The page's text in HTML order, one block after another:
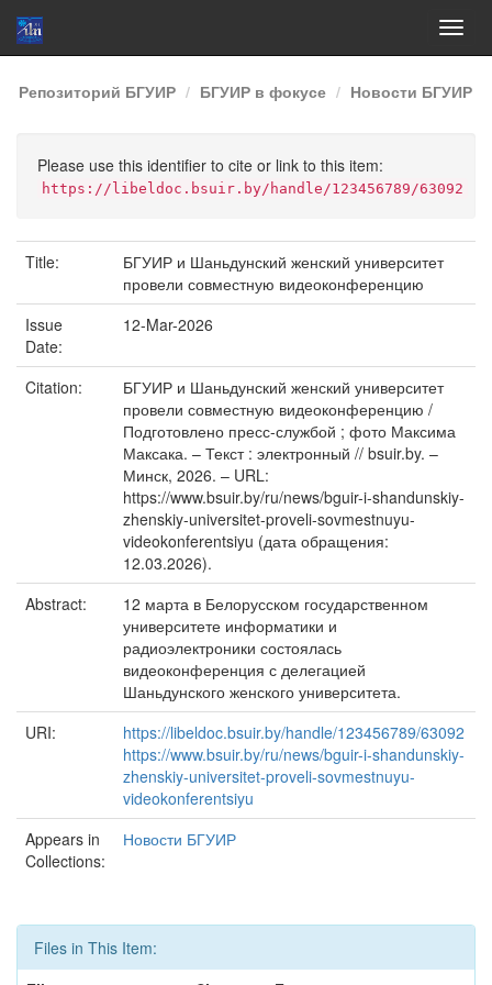
Skip
navigation
Репозиторий БГУИР БГУИР в фокусе Новости БГУИР
Please use this identifier to cite or link to this item:
https://libeldoc.bsuir.by/handle/123456789/63092
Title:
БГУИР и Шаньдунский женский университет
провели совместную видеоконференцию
Issue
Date:
12-Mar-2026
Citation:
БГУИР и Шаньдунский женский университет
провели совместную видеоконференцию /
Подготовлено пресс-службой ; фото Максима
Максака. – Текст : электронный // bsuir.by. –
Минск, 2026. – URL:
https://www.bsuir.by/ru/news/bguir-i-shandunskiy-
zhenskiy-universitet-proveli-sovmestnuyu-
videokonferentsiyu (дата обращения:
12.03.2026).
Abstract:
12 марта в Белорусском государственном
университете информатики и
радиоэлектроники состоялась
видеоконференция с делегацией
Шаньдунского женского университета.
URI:
https://libeldoc.bsuir.by/handle/123456789/63092
https://www.bsuir.by/ru/news/bguir-i-shandunskiy-
zhenskiy-universitet-proveli-sovmestnuyu-
videokonferentsiyu
Appears in
Collections:
Новости БГУИР
Files in This Item: